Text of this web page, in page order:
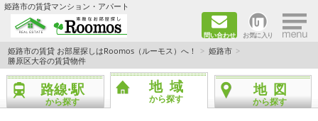
姫路市の賃貸マンション・アパート
問い合わせ お気に入り ×
TOPページ
ファミリー向けの部屋を探す
姫路市の賃貸 お部屋探しはRoomos（ルーモス）へ！
姫路市
勝原区大谷の賃貸物件
路線·駅
から探す
地域
から探す
地図
から探す